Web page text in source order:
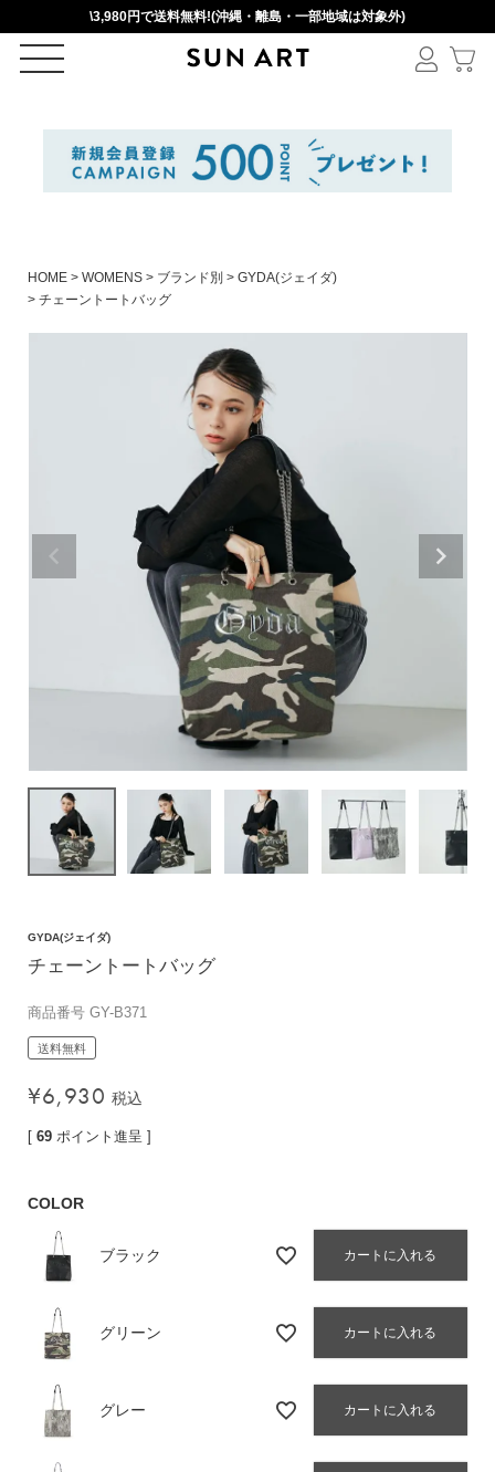
\3,980円で送料無料!(沖縄・離島・一部地域は対象外)
ログイン
新規会員登録
絞りこみ検索
検索
バッグ
ショルダーバッグ
トートバッグ
リュック
ボストンバッグ
バッグその他
財布・小物
長財布
コンパクト財布
コインケース
トラベルウォレット
キーケース
スマホショルダー
小物その他
HOME WOMENS ブランド別
GYDA(ジェイダ)
チェーントートバッグ
GYDA(ジェイダ)
チェーントートバッグ
商品番号 GY-B371
送料無料
¥6,930 税込
[ 69 ポイント進呈 ]
COLOR
ブラック カートに入れる
グリーン カートに入れる
グレー カートに入れる